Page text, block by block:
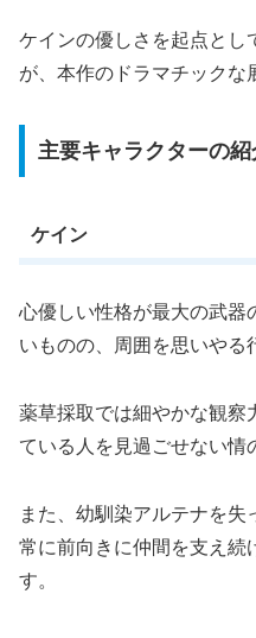
ケインの優しさを起点とし
が、本作のドラマチックな
主要キャラクターの紹
ケイン
心優しい性格が最大の武器
いものの、周囲を思いやる
薬草採取では細やかな観察
ている人を見過ごせない情
また、幼馴染アルテナを失
常に前向きに仲間を支え続
す。